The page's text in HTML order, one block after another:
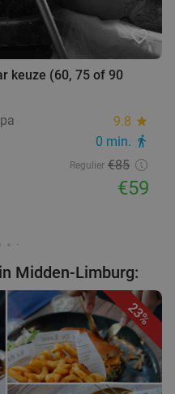
favorite_border
keuze (60, 75 of 90
9.8 star
0 min. directions_walk
Regulier €85
€59
Midden-Limburg:
23%